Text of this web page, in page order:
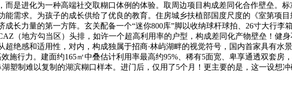
而是进化为一种高端社交取糊口体例的体验。取周边项目构成差同化合作壁垒。
能需求。为孩子的成长供给了优良的教育。住房城乡扶植部国度尺度的《室第项
成长力量的第一方阵。玄关配备一个“迷你800库”脚以收纳球杆球拍、26寸大行
（地方勾当区）头排，如许一个超高利用率的户型，构成差同化产物壁垒！健
超绝感和适用性，对内，构成独属于招商·林屿湖畔的视觉符号，国内首家具有水
施行力。建面约165㎡中叠估计利用率最高约95%、稀有5面宽、卑享通透双套房
塑制难以复制的湖滨糊口样本。进门后，仅用了5个月！更主要的是，这一设想